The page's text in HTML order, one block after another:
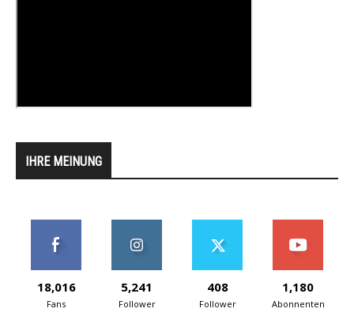
IHRE MEINUNG
18,016
Fans
5,241
Follower
408
Follower
1,180
Abonnenten